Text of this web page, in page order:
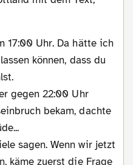
können, dass du
gegen 22:00 Uhr
bekam, dachte
sagen. Wenn wir jetzt
käme zuerst die Frage